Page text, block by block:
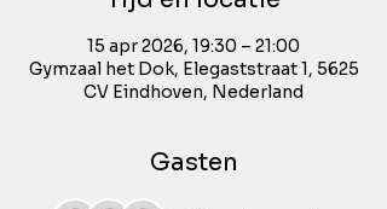
15 apr 2026, 19:30 – 21:00
Gymzaal het Dok, Elegaststraat 1, 5625
CV Eindhoven, Nederland
Gasten